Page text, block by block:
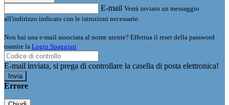
E-mail Verrà inviato un messaggio
all'indirizzo indicato con le istruzioni necessarie.
Non hai una e-mail associata al nome utente? Effettua il reset della password
tramite la Login Spaggiari
E-mail inviata, si prega di controllare la casella di posta elettronica!
Errore